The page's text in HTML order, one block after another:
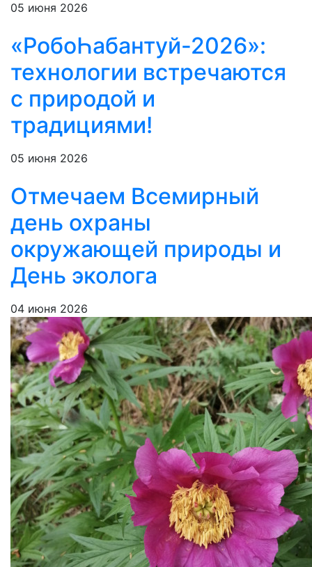
05 июня 2026
«РобоҺабантуй-2026»:
технологии встречаются
с природой и
традициями!
05 июня 2026
Отмечаем Всемирный
день охраны
окружающей природы и
День эколога
04 июня 2026